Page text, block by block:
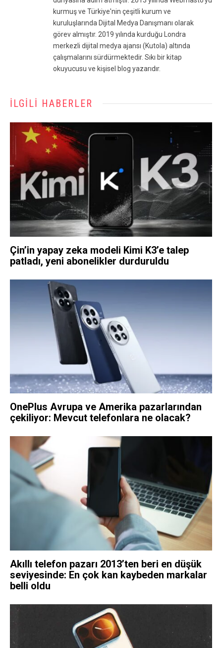
kurmuş ve Türkiye'nin çeşitli kurum ve
kuruluşlarında Dijital Medya Danışmanı olarak
görev almıştır. 2019 yılında kurduğu Londra
merkezli dijital medya ajansı (Kutola) altında
çalışmalarını sürdürmektedir. Sıkı bir kitap
okuyucusu ve kişisel blog yazarıdır.
İLGILI HABERLER
Çin’in yapay zeka modeli Kimi K3’e talep
patladı, yeni abonelikler durduruldu
OnePlus Avrupa ve Amerika pazarlarından
çekiliyor: Mevcut telefonlara ne olacak?
Akıllı telefon pazarı 2013’ten beri en düşük
seviyesinde: En çok kan kaybeden markalar
belli oldu